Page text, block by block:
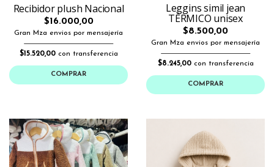
Recibidor plush Nacional
$16.000,00
Gran Mza envios por mensajería
$15.520,00con transferencia
COMPRAR
Leggins simil jean
TÉRMICO unisex
$8.500,00
Gran Mza envios por mensajería
$8.245,00con transferencia
COMPRAR